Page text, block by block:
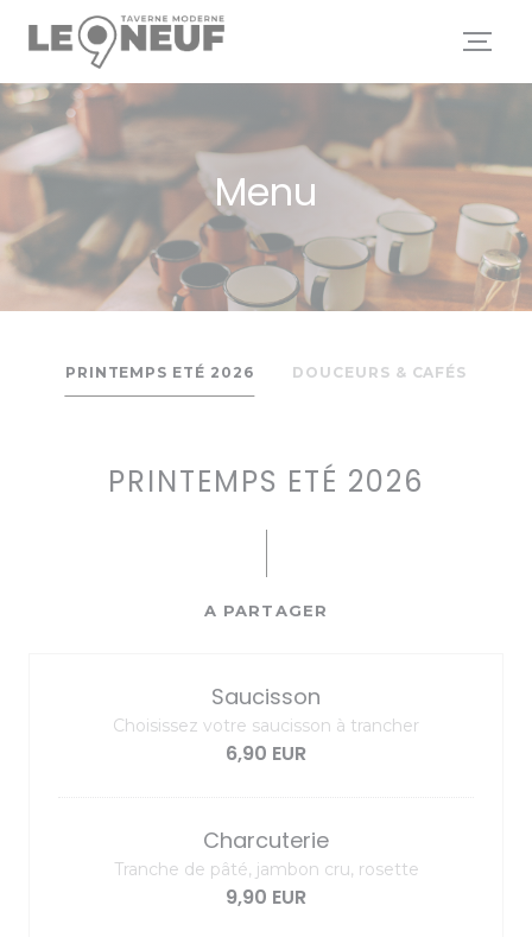
Personalizzazione delle tue scelte sui cookie
Menu
PRINTEMPS ETÉ 2026 DOUCEURS & CAFÉS
PRINTEMPS ETÉ 2026
A PARTAGER
Saucisson
Choisissez votre saucisson à trancher
6,90 EUR
Charcuterie
Tranche de pâté, jambon cru, rosette
9,90 EUR